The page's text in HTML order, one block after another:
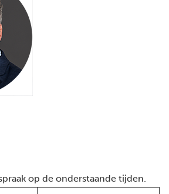
op de onderstaande tijden.